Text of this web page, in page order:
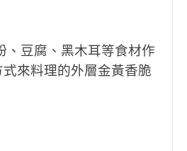
、豆腐、黑木耳等食材作
來料理的外層金黃香脆